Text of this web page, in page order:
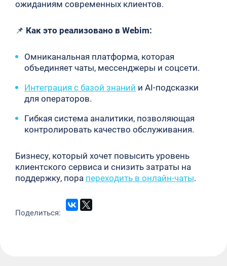
ожиданиям современных клиентов.
📌 Как это реализовано в Webim:
Омниканальная платформа, которая
объединяет чаты, мессенджеры и соцсети.
Интеграция с базой знаний и AI-подсказки
для операторов.
Гибкая система аналитики, позволяющая
контролировать качество обслуживания.
Бизнесу, который хочет повысить уровень
клиентского сервиса и снизить затраты на
поддержку, пора переходить в онлайн-чаты.
Поделиться: